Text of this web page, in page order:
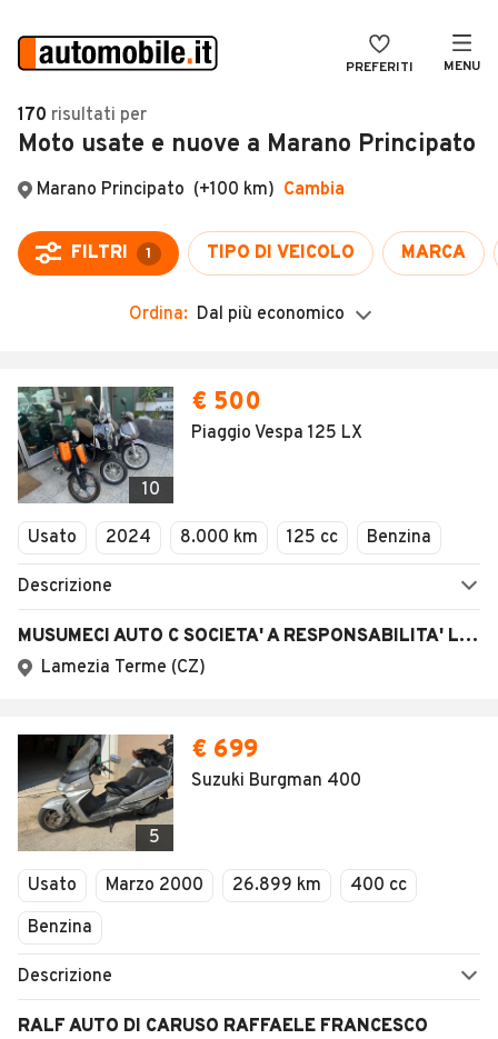
PREFERITI MENU
Auto
Auto usate
Auto Km 0
Auto Nuove
Noleggio a lungo termine
Moto
Camper
Veicoli Commerciali
Concessionari
VENDI
MAGAZINE
ACCEDI
170 risultati per
Moto usate e nuove a Marano Principato
Marano Principato (+100 km) Cambia
FILTRI 1 TIPO DI VEICOLO MARCA
Ordina: Dal più economico
10
€ 500
Piaggio Vespa 125 LX
Usato 2024 8.000 km 125 cc Benzina
Descrizione
MUSUMECI AUTO C SOCIETA' A RESPONSABILITA' LIMITATA
Lamezia Terme (CZ)
5
€ 699
Suzuki Burgman 400
Usato Marzo 2000 26.899 km
400 cc
Benzina
Descrizione
RALF AUTO DI CARUSO RAFFAELE FRANCESCO